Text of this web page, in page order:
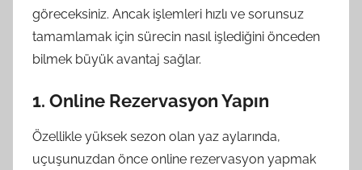
göreceksiniz. Ancak işlemleri hızlı ve sorunsuz
tamamlamak için sürecin nasıl işlediğini önceden
bilmek büyük avantaj sağlar.
1. Online Rezervasyon Yapın
Özellikle yüksek sezon olan yaz aylarında,
uçuşunuzdan önce online rezervasyon yapmak